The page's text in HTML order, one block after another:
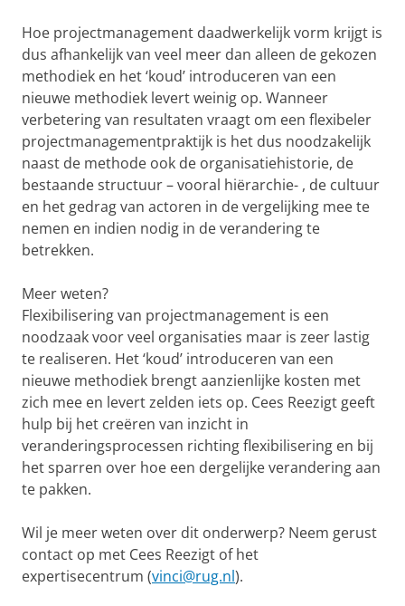
Hoe projectmanagement daadwerkelijk vorm krijgt is
dus afhankelijk van veel meer dan alleen de gekozen
methodiek en het ‘koud’ introduceren van een
nieuwe methodiek levert weinig op. Wanneer
verbetering van resultaten vraagt om een flexibeler
projectmanagementpraktijk is het dus noodzakelijk
naast de methode ook de organisatiehistorie, de
bestaande structuur – vooral hiërarchie- , de cultuur
en het gedrag van actoren in de vergelijking mee te
nemen en indien nodig in de verandering te
betrekken.
Meer weten?
Flexibilisering van projectmanagement is een
noodzaak voor veel organisaties maar is zeer lastig
te realiseren. Het ‘koud’ introduceren van een
nieuwe methodiek brengt aanzienlijke kosten met
zich mee en levert zelden iets op. Cees Reezigt geeft
hulp bij het creëren van inzicht in
veranderingsprocessen richting flexibilisering en bij
het sparren over hoe een dergelijke verandering aan
te pakken.
Wil je meer weten over dit onderwerp? Neem gerust
contact op met Cees Reezigt of het
expertisecentrum (vinci@rug.nl).